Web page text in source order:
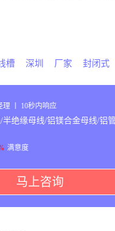
槽 深圳 厂家 封闭式
理 丨 10秒内响应
绝缘母线/铝镁合金母线/铝
满意度
马上咨询